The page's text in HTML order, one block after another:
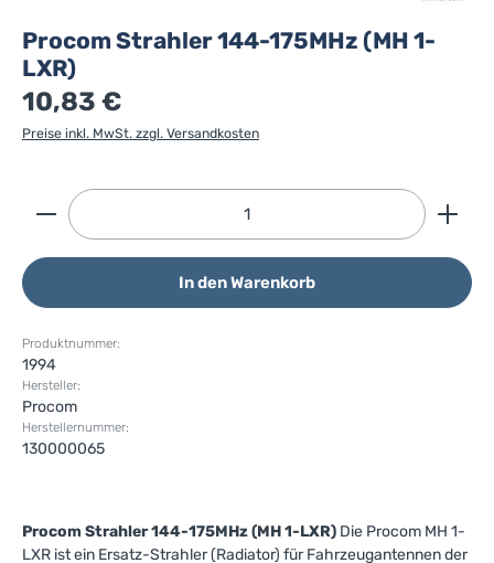
Procom Strahler 144-175MHz (MH 1-
LXR)
10,83 €
Preise inkl. MwSt. zzgl. Versandkosten
Produkt Anzahl: Gib den gewünschten Wert ein
In den Warenkorb
Produktnummer:
1994
Hersteller:
Procom
Herstellernummer:
130000065
Procom Strahler 144-175MHz (MH 1-LXR) Die Procom MH 1-
LXR ist ein Ersatz-Strahler (Radiator) für Fahrzeugantennen der